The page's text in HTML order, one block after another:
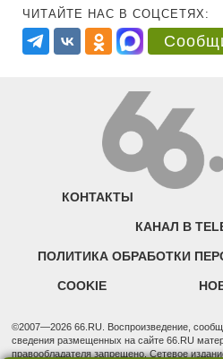
ЧИТАЙТЕ НАС В СОЦСЕТЯХ:
КОНТАКТЫ
КАНАЛ В
ПОЛИТИКА ОБРАБОТКИ
COOKIE
©2007—2026 66.RU. Воспроизведение,
сведения размещенных на сайте 66.RU
правообладателя запрещено. Сетевое